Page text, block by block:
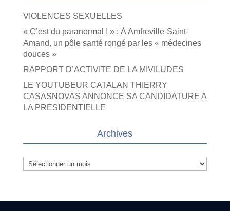
VIOLENCES SEXUELLES
« C’est du paranormal ! » : À Amfreville-Saint-
Amand, un pôle santé rongé par les « médecines
douces »
RAPPORT D’ACTIVITE DE LA MIVILUDES
LE YOUTUBEUR CATALAN THIERRY
CASASNOVAS ANNONCE SA CANDIDATURE A
LA PRESIDENTIELLE
Archives
Archives